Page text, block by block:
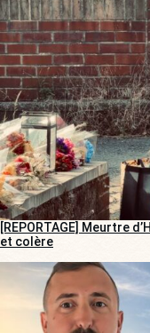
[REPORTAGE] Meurtre
et colère